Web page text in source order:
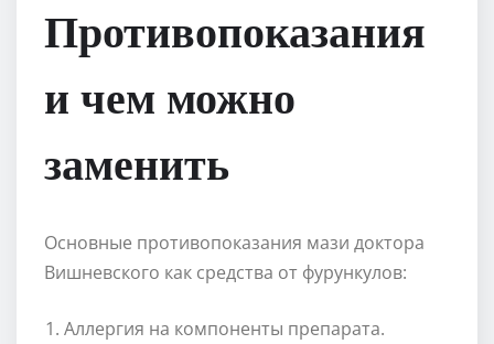
Противопоказания
и чем можно
заменить
Основные противопоказания мази доктора
Вишневского как средства от фурункулов:
Аллергия на компоненты препарата.